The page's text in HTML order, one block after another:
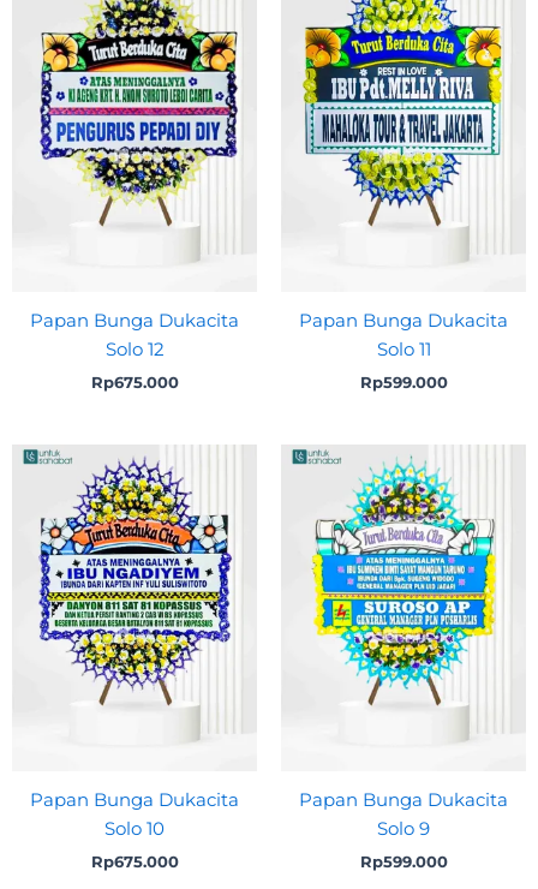
Papan Bunga Dukacita
Solo 12
Rp675.000
Papan Bunga Dukacita
Solo 11
Rp599.000
Papan Bunga Dukacita
Solo 10
Rp675.000
Papan Bunga Dukacita
Solo 9
Rp599.000